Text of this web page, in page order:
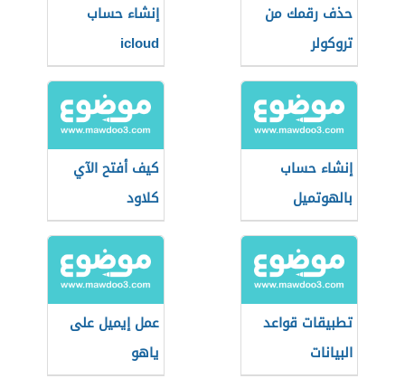
حذف رقمك من
تروكولر
إنشاء حساب
icloud
إنشاء حساب
بالهوتميل
كيف أفتح الآي
كلاود
تطبيقات قواعد
البيانات
عمل إيميل على
ياهو